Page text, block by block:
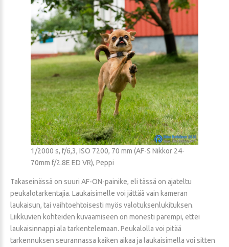
1/2000 s, f/6,3, ISO 7200, 70 mm (AF-S Nikkor 24-
70mm f/2.8E ED VR), Peppi
Takaseinässä on suuri AF-ON-painike, eli tässä on ajateltu
peukalotarkentajia. Laukaisimelle voi jättää vain kameran
laukaisun, tai vaihtoehtoisesti myös valotuksenlukituksen.
Liikkuvien kohteiden kuvaamiseen on monesti parempi, ettei
laukaisinnappi ala tarkentelemaan. Peukalolla voi pitää
tarkennuksen seurannassa kaiken aikaa ja laukaisimella voi sitten